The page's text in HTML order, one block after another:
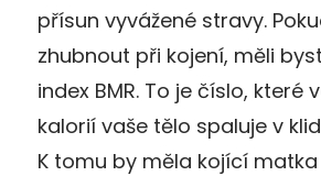
přísun vyvážené stravy.
zhubnout při kojení, měli
index BMR. To je číslo, které
kalorií vaše tělo spaluje v
K tomu by měla kojící